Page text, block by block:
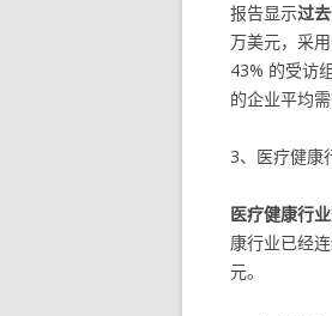
报告显示过
万美元，采
43% 的受访
的企业平均
3、医疗健康
医疗健康行
康行业已经
元。